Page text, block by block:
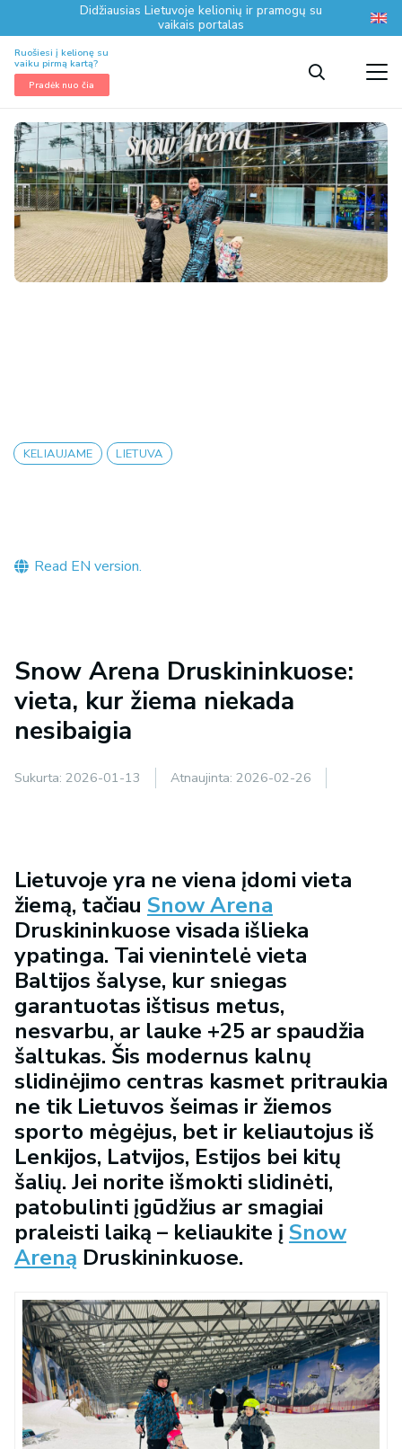
Didžiausias Lietuvoje kelionių ir pramogų su
vaikais portalas
Ruošiesi į kelionę su
vaiku pirmą kartą?
Pradėk nuo čia
KELIAUJAME LIETUVA
Read EN version.
Snow Arena Druskininkuose:
vieta, kur žiema niekada
nesibaigia
Sukurta: 2026-01-13 Atnaujinta: 2026-02-26
Lietuvoje yra ne viena įdomi vieta
žiemą, tačiau Snow Arena
Druskininkuose visada išlieka
ypatinga. Tai vienintelė vieta
Baltijos šalyse, kur sniegas
garantuotas ištisus metus,
nesvarbu, ar lauke +25 ar spaudžia
šaltukas. Šis modernus kalnų
slidinėjimo centras kasmet pritraukia
ne tik Lietuvos šeimas ir žiemos
sporto mėgėjus, bet ir keliautojus iš
Lenkijos, Latvijos, Estijos bei kitų
šalių. Jei norite išmokti slidinėti,
patobulinti įgūdžius ar smagiai
praleisti laiką – keliaukite į Snow
Areną Druskininkuose.